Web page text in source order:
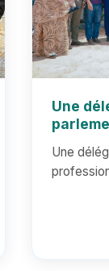
Une
civile
Une